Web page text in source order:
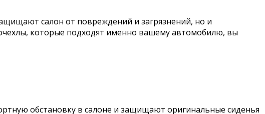
салон от повреждений и загрязнений, но и
которые подходят именно вашему автомобилю, вы
обстановку в салоне и защищают оригинальные сиденья